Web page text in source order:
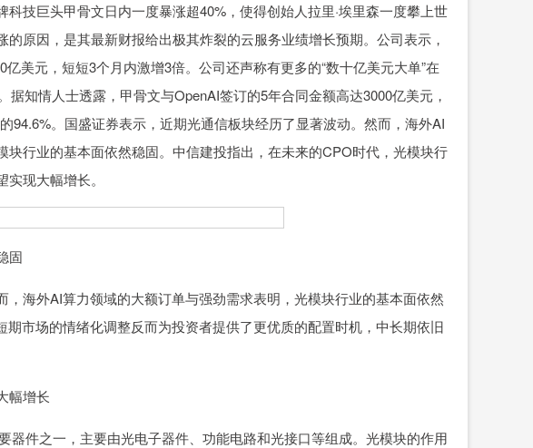
技巨头甲骨文日内一度暴涨超40%，使得创始人拉里·埃里森一度攀上世
原因，是其最新财报给出极其炸裂的云服务业绩增长预期。公司表示，
美元，短短3个月内激增3倍。公司还声称有更多的“数十亿美元大单”在
知情人士透露，甲骨文与OpenAI签订的5年合同金额高达3000亿美元，
94.6%。国盛证券表示，近期光通信板块经历了显著波动。然而，海外AI
行业的基本面依然稳固。中信建投指出，在未来的CPO时代，光模块行
现大幅增长。
固
海外AI算力领域的大额订单与强劲需求表明，光模块行业的基本面依然
市场的情绪化调整反而为投资者提供了更优质的配置时机，中长期依旧
幅增长
件之一，主要由光电子器件、功能电路和光接口等组成。光模块的作用